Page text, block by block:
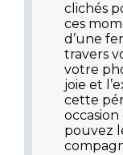
clichés
ces
d’une
travers
votre
joie et
cette
pouvez